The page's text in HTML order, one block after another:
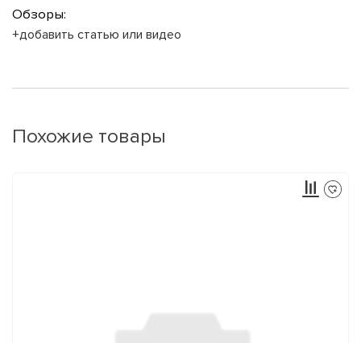
Обзоры:
+добавить статью или видео
Похожие товары